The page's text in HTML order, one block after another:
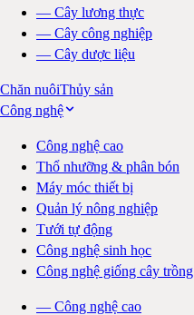
— Cây lương thực
— Cây công nghiệp
— Cây dược liệu
Chăn nuôiThủy sản
Công nghệ
Công nghệ cao
Thổ nhưỡng & phân bón
Máy móc thiết bị
Quản lý nông nghiệp
Tưới tự động
Công nghệ sinh học
Công nghệ giống cây trồng
— Công nghệ cao